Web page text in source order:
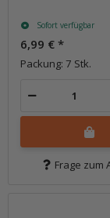
Sofort verfügbar
6,99 € *
Packung: 7 Stk.
Frage zum